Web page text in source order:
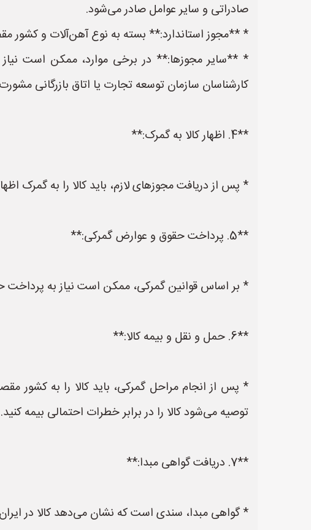
صادراتی و سایر عوامل صادر می‌شود.
* **مجوز استاندارد:** بسته به نوع آهن‌آلات و کشور
* **سایر مجوزها:** در برخی موارد، ممکن است نیاز
کارشناسان سازمان توسعه تجارت یا اتاق بازرگانی
**4. اظهار کالا به گمرک:**
* پس از دریافت مجوزهای لازم، باید کالا را به گمرک
**5. پرداخت حقوق و عوارض گمرکی:**
* بر اساس قوانین گمرکی، ممکن است نیاز به
**6. حمل و نقل و بیمه کالا:**
* پس از انجام مراحل گمرکی، باید کالا را به کشور
توصیه می‌شود کالا را در برابر خطرات احتمالی بیمه کنید.
**7. دریافت گواهی مبدا:**
* گواهی مبدا، سندی است که نشان می‌دهد کالا در